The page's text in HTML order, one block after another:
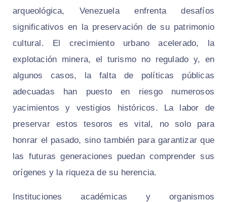
arqueológica, Venezuela enfrenta desafíos
significativos en la preservación de su patrimonio
cultural. El crecimiento urbano acelerado, la
explotación minera, el turismo no regulado y, en
algunos casos, la falta de políticas públicas
adecuadas han puesto en riesgo numerosos
yacimientos y vestigios históricos. La labor de
preservar estos tesoros es vital, no solo para
honrar el pasado, sino también para garantizar que
las futuras generaciones puedan comprender sus
orígenes y la riqueza de su herencia.
Instituciones académicas y organismos